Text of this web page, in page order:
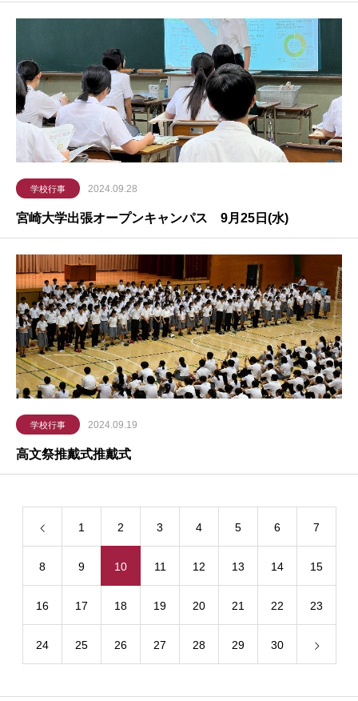
学校行事 2024.09.28
宮崎大学出張オープンキャンパス 9月25日(水)
学校行事 2024.09.19
高文祭推戴式推戴式
1 2 3 4 5 6 7
8 9 10 11 12 13 14 15
16 17 18 19 20 21 22 23
24 25 26 27 28 29 30